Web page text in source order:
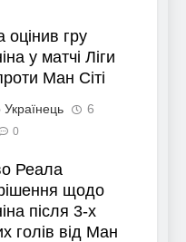
оцінив гру
у матчі Ліги
Ман Сіті
6
0
Реала
щодо
після 3-х
голів від Ман